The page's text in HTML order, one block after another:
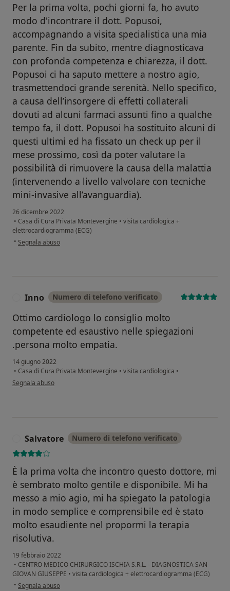
Per la prima volta, pochi giorni fa, ho avuto
modo d'incontrare il dott. Popusoi,
accompagnando a visita specialistica una mia
parente. Fin da subito, mentre diagnosticava
con profonda competenza e chiarezza, il dott.
Popusoi ci ha saputo mettere a nostro agio,
trasmettendoci grande serenità. Nello specifico,
a causa dell’insorgere di effetti collaterali
dovuti ad alcuni farmaci assunti fino a qualche
tempo fa, il dott. Popusoi ha sostituito alcuni di
questi ultimi ed ha fissato un check up per il
mese prossimo, così da poter valutare la
possibilità di rimuovere la causa della malattia
(intervenendo a livello valvolare con tecniche
mini-invasive all’avanguardia).
26 dicembre 2022
• Casa di Cura Privata Montevergine • visita cardiologica +
elettrocardiogramma (ECG)
• secondo l'opinione dell'utente Rizziero
Segnala abuso
Inno Numero di telefono verificato
Ottimo cardiologo lo consiglio molto
competente ed esaustivo nelle spiegazioni
.persona molto empatia.
14 giugno 2022
• Casa di Cura Privata Montevergine • visita cardiologica •
secondo l'opinione dell'utente Inno
Segnala abuso
Salvatore Numero di telefono verificato
È la prima volta che incontro questo dottore, mi
è sembrato molto gentile e disponibile. Mi ha
messo a mio agio, mi ha spiegato la patologia
in modo semplice e comprensibile ed è stato
molto esaudiente nel propormi la terapia
risolutiva.
19 febbraio 2022
• CENTRO MEDICO CHIRURGICO ISCHIA S.R.L. - DIAGNOSTICA SAN
GIOVAN GIUSEPPE • visita cardiologica + elettrocardiogramma (ECG)
• secondo l'opinione dell'utente Salvatore
Segnala abuso